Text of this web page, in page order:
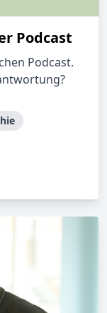
Podcast
Podcast.